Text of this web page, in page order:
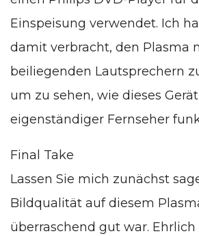
Einspeisung verwendet. Ich
damit verbracht, den Plasma
beiliegenden Lautsprechern
um zu sehen, wie dieses
eigenständiger Fernseher
Final Take
Lassen Sie mich zunächst
Bildqualität auf diesem
überraschend gut war.